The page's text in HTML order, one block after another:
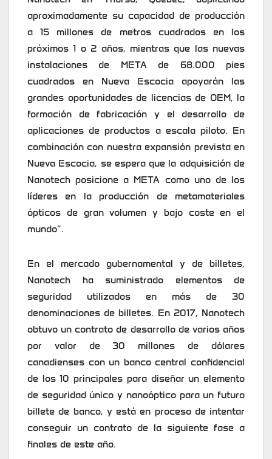
aproximadamente su capacidad de producción
a 15 millones de metros cuadrados en los
próximos 1 o 2 años, mientras que las nuevas
instalaciones de META de 68.000 pies
cuadrados en Nueva Escocia apoyarán las
grandes oportunidades de licencias de OEM, la
formación de fabricación y el desarrollo de
aplicaciones de productos a escala piloto. En
combinación con nuestra expansión prevista en
Nueva Escocia, se espera que la adquisición de
Nanotech posicione a META como uno de los
líderes en la producción de metamateriales
ópticos de gran volumen y bajo coste en el
mundo”.
En el mercado gubernamental y de billetes,
Nanotech ha suministrado elementos de
seguridad utilizados en más de 30
denominaciones de billetes. En 2017, Nanotech
obtuvo un contrato de desarrollo de varios años
por valor de 30 millones de dólares
canadienses con un banco central confidencial
de los 10 principales para diseñar un elemento
de seguridad único y nanoóptico para un futuro
billete de banco, y está en proceso de intentar
conseguir un contrato de la siguiente fase a
finales de este año.